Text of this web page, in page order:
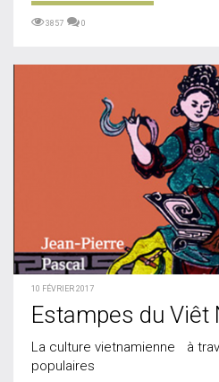
3857 0
10 FÉVRIER 2017
Estampes du Viêt
La culture vietnamienne à
populaires